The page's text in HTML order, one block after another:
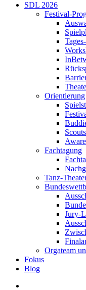
SDL 2026
Festival-
Orientierung
Scouts
Fachtagung
Tanz-
Jury-
Orgateam
Fokus
Blog